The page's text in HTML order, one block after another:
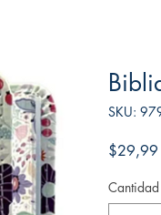
SKU:
$29,99
Cantidad